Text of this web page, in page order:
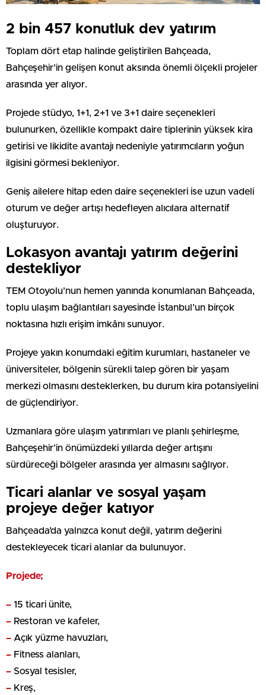
2 bin 457 konutluk dev yatırım
Toplam dört etap halinde geliştirilen Bahçeada,
Bahçeşehir’in gelişen konut aksında önemli ölçekli projeler
arasında yer alıyor.
Projede stüdyo, 1+1, 2+1 ve 3+1 daire seçenekleri
bulunurken, özellikle kompakt daire tiplerinin yüksek kira
getirisi ve likidite avantajı nedeniyle yatırımcıların yoğun
ilgisini görmesi bekleniyor.
Geniş ailelere hitap eden daire seçenekleri ise uzun vadeli
oturum ve değer artışı hedefleyen alıcılara alternatif
oluşturuyor.
Lokasyon avantajı yatırım değerini
destekliyor
TEM Otoyolu’nun hemen yanında konumlanan Bahçeada,
toplu ulaşım bağlantıları sayesinde İstanbul’un birçok
noktasına hızlı erişim imkânı sunuyor.
Projeye yakın konumdaki eğitim kurumları, hastaneler ve
üniversiteler, bölgenin sürekli talep gören bir yaşam
merkezi olmasını desteklerken, bu durum kira potansiyelini
de güçlendiriyor.
Uzmanlara göre ulaşım yatırımları ve planlı şehirleşme,
Bahçeşehir’in önümüzdeki yıllarda değer artışını
sürdüreceği bölgeler arasında yer almasını sağlıyor.
Ticari alanlar ve sosyal yaşam
projeye değer katıyor
Bahçeada’da yalnızca konut değil, yatırım değerini
destekleyecek ticari alanlar da bulunuyor.
Projede;
– 15 ticari ünite,
– Restoran ve kafeler,
– Açık yüzme havuzları,
– Fitness alanları,
– Sosyal tesisler,
– Kreş,